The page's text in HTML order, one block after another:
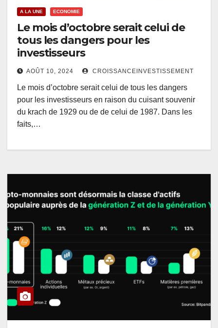
A LA UNE ECONOMIE
Le mois d’octobre serait celui de
tous les dangers pour les
investisseurs
AOÛT 10, 2024 CROISSANCEINVESTISSEMENT
Le mois d’octobre serait celui de tous les dangers
pour les investisseurs en raison du cuisant souvenir
du krach de 1929 ou de de celui de 1987. Dans les
faits,…